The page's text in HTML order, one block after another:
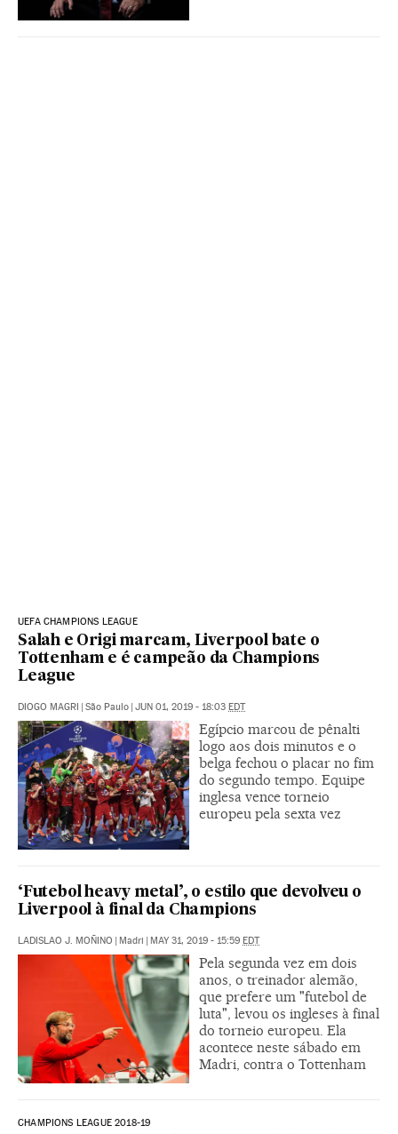
UEFA CHAMPIONS LEAGUE
Salah e Origi marcam, Liverpool bate o
Tottenham e é campeão da Champions
League
DIOGO MAGRI São Paulo JUN 01, 2019 - 18:03 EDT
Egípcio marcou de pênalti
logo aos dois minutos e o
belga fechou o placar no fim
do segundo tempo. Equipe
inglesa vence torneio
europeu pela sexta vez
‘Futebol heavy metal’, o estilo que devolveu o
Liverpool à final da Champions
LADISLAO J. MOÑINO Madri MAY 31, 2019 - 15:59 EDT
Pela segunda vez em dois
anos, o treinador alemão,
que prefere um "futebol de
luta", levou os ingleses à final
do torneio europeu. Ela
acontece neste sábado em
Madri, contra o Tottenham
CHAMPIONS LEAGUE 2018-19